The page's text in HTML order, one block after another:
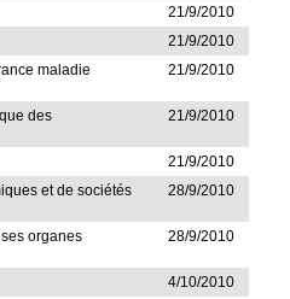
21/9/2010
21/9/2010
maladie
21/9/2010
des
21/9/2010
21/9/2010
et de sociétés
28/9/2010
organes
28/9/2010
4/10/2010